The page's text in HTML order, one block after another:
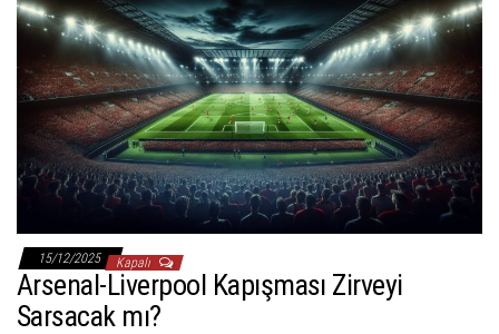
15/12/2025 Kapalı
Arsenal-Liverpool Kapışması Zirveyi
Sarsacak mı?